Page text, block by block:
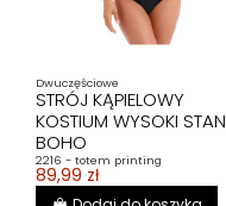
Dwuczęściowe
STRÓJ KĄPIELOWY
KOSTIUM WYSOKI STAN
BOHO
2216 - totem printing
89,99 zł